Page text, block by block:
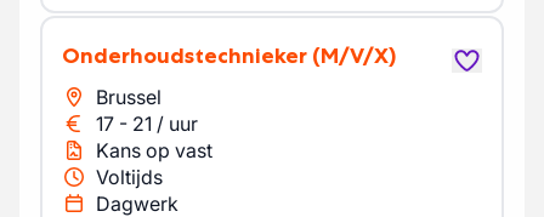
Onderhoudstechnieker (M/V/X)
Brussel
17 - 21 / uur
Kans op vast
Voltijds
Dagwerk